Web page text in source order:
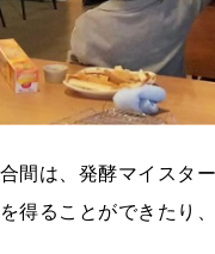
間は、発酵マイスタ
得ることができたり